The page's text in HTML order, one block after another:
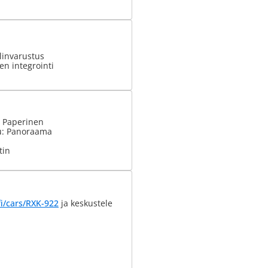
integrointi
Panoraama
RXK-922 ja keskustele